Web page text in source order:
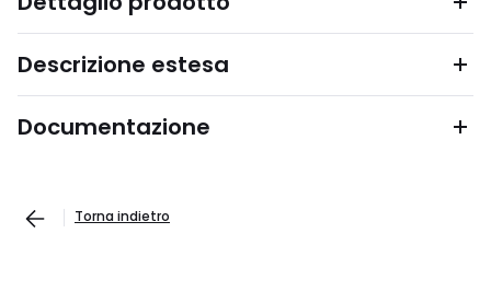
Descrizione estesa
Documentazione
Torna indietro